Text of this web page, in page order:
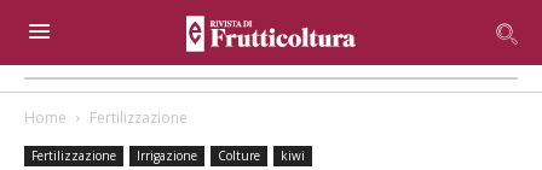
Home Fertilizzazione
Fertilizzazione Irrigazione Colture kiwi